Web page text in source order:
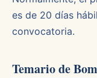
es de 20 días
convocatoria.
Temario de